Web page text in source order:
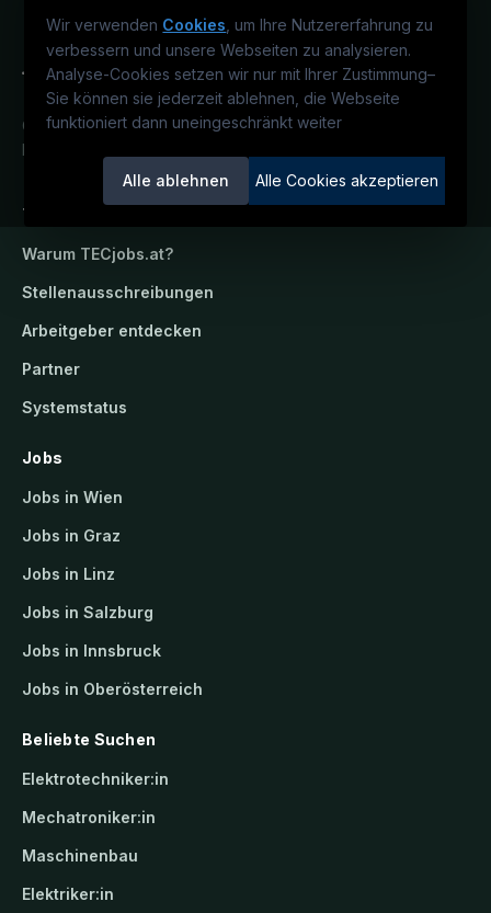
Wir verwenden Cookies , um Ihre Nutzererfahrung zu
verbessern und unsere Webseiten zu analysieren.
Analyse-Cookies setzen wir nur mit Ihrer Zustimmung–
Sie können sie jederzeit ablehnen, die Webseite
funktioniert dann uneingeschränkt weiter
Alle ablehnen Alle Cookies akzeptieren
Österreichs technisches Karriereportal.
Ein Service der candidatis GmbH.
TECjobs.at
Warum TECjobs.at?
Stellenausschreibungen
Arbeitgeber entdecken
Partner
Systemstatus
Jobs
Jobs in Wien
Jobs in Graz
Jobs in Linz
Jobs in Salzburg
Jobs in Innsbruck
Jobs in Oberösterreich
Beliebte Suchen
Elektrotechniker:in
Mechatroniker:in
Maschinenbau
Elektriker:in